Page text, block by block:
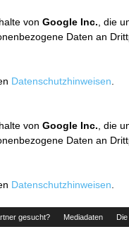
von Google Inc. , die
Daten an
Datenschutzhinweisen
von Google Inc. , die
Daten an
Datenschutzhinweisen
gesucht? Mediadaten